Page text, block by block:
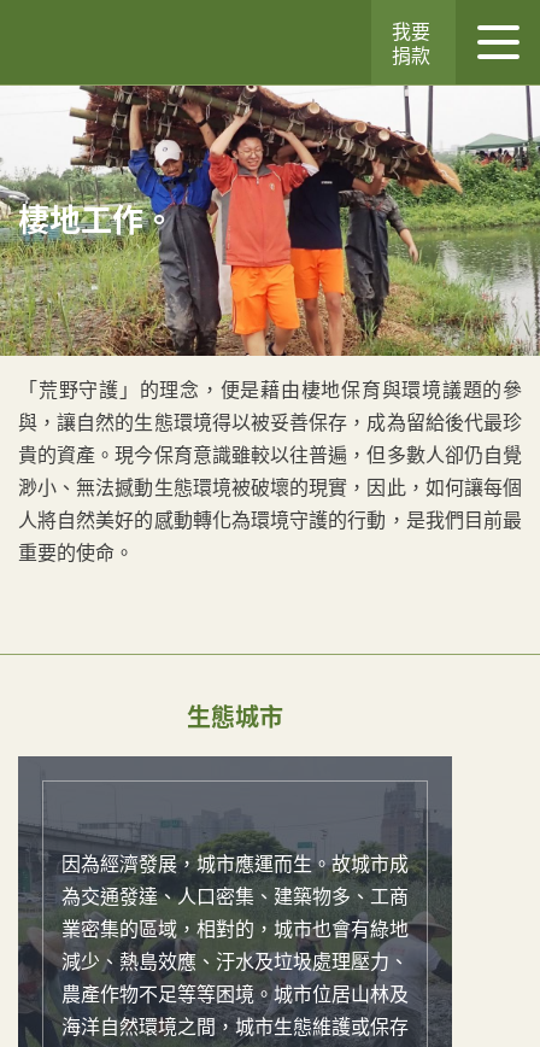
我要
捐款
棲地工作。
「荒野守護」的理念，便是藉由棲地保育與環境議題的參
與，讓自然的生態環境得以被妥善保存，成為留給後代最珍
貴的資產。現今保育意識雖較以往普遍，但多數人卻仍自覺
渺小、無法撼動生態環境被破壞的現實，因此，如何讓每個
人將自然美好的感動轉化為環境守護的行動，是我們目前最
重要的使命。
生態城市
因為經濟發展，城市應運而生。故城市成
為交通發達、人口密集、建築物多、工商
業密集的區域，相對的，城市也會有綠地
減少、熱島效應、汙水及垃圾處理壓力、
農產作物不足等等困境。城市位居山林及
海洋自然環境之間，城市生態維護或保存